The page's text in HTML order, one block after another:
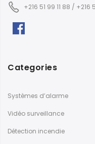
+216 51 99 11 88 / +216
Categories
Systèmes d’alarme
Vidéo surveillance
Détection incendie